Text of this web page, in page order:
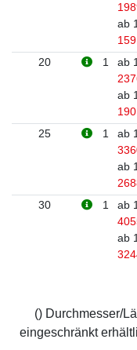
ab
20
1
ab
ab
25
1
ab
ab
30
1
ab
ab
() Durchmesser/
eingeschränkt